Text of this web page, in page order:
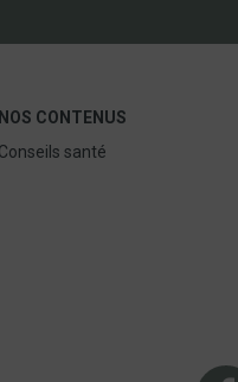
NOS CONTENUS
Conseils santé